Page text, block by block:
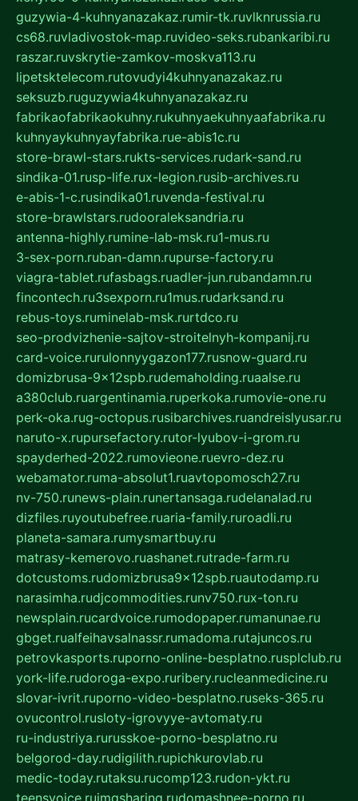
guzywia-4-kuhnyanazakaz.rumir-tk.ruvlknrussia.ru
cs68.ruvladivostok-map.ruvideo-seks.rubankaribi.ru
raszar.ruvskrytie-zamkov-moskva113.ru
lipetsktelecom.rutovudyi4kuhnyanazakaz.ru
seksuzb.ruguzywia4kuhnyanazakaz.ru
fabrikaofabrikaokuhny.rukuhnyaekuhnyaafabrika.ru
kuhnyaykuhnyayfabrika.rue-abis1c.ru
store-brawl-stars.rukts-services.rudark-sand.ru
sindika-01.rusp-life.rux-legion.rusib-archives.ru
e-abis-1-c.rusindika01.ruvenda-festival.ru
store-brawlstars.rudooraleksandria.ru
antenna-highly.rumine-lab-msk.ru1-mus.ru
3-sex-porn.ruban-damn.rupurse-factory.ru
viagra-tablet.rufasbags.ruadler-jun.rubandamn.ru
fincontech.ru3sexporn.ru1mus.rudarksand.ru
rebus-toys.ruminelab-msk.rurtdco.ru
seo-prodvizhenie-sajtov-stroitelnyh-kompanij.ru
card-voice.rurulonnyygazon177.rusnow-guard.ru
domizbrusa-9x12spb.rudemaholding.ruaalse.ru
a380club.ruargentinamia.ruperkoka.rumovie-one.ru
perk-oka.rug-octopus.rusibarchives.ruandreislyusar.ru
naruto-x.rupursefactory.rutor-lyubov-i-grom.ru
spayderhed-2022.rumovieone.ruevro-dez.ru
webamator.ruma-absolut1.ruavtopomosch27.ru
nv-750.runews-plain.runertansaga.rudelanalad.ru
dizfiles.ruyoutubefree.ruaria-family.ruroadli.ru
planeta-samara.rumysmartbuy.ru
matrasy-kemerovo.ruashanet.rutrade-farm.ru
dotcustoms.rudomizbrusa9x12spb.ruautodamp.ru
narasimha.rudjcommodities.runv750.rux-ton.ru
newsplain.rucardvoice.rumodopaper.rumanunae.ru
gbget.rualfeihavsalnassr.rumadoma.rutajuncos.ru
petrovkasports.ruporno-online-besplatno.rusplclub.ru
york-life.rudoroga-expo.ruribery.rucleanmedicine.ru
slovar-ivrit.ruporno-video-besplatno.ruseks-365.ru
ovucontrol.rusloty-igrovyye-avtomaty.ru
ru-industriya.rurusskoe-porno-besplatno.ru
belgorod-day.rudigilith.rupichkurovlab.ru
medic-today.rutaksu.rucomp123.rudon-ykt.ru
teensvoice.ruimgsharing.rudomashnee-porno.ru